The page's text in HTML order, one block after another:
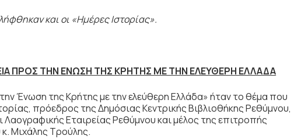
και οι «Ημέρες Ιστορίας».
ΠΡΟΣ ΤΗΝ ΕΝΩΣΗ ΤΗΣ ΚΡΗΤΗΣ ΜΕ ΤΗΝ ΕΛΕΥΘΕΡΗ ΕΛΛΑΔΑ
Ένωση της Κρήτης με την ελεύθερη Ελλάδα» ήταν το θέμα που
πρόεδρος της Δημόσιας Κεντρικής Βιβλιοθήκης Ρεθύμνου,
Λαογραφικής Εταιρείας Ρεθύμνου και μέλος της επιτροπής
Μιχάλης Τρούλης.